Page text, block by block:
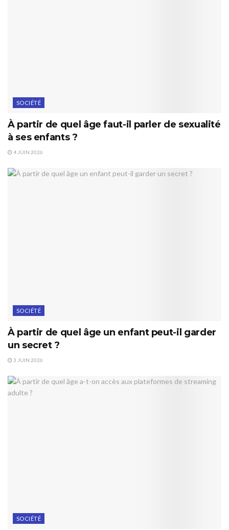
SOCIÉTÉ
À partir de quel âge faut-il parler de sexualité
à ses enfants ?
4 JUIN 2026
SOCIÉTÉ
À partir de quel âge un enfant peut-il garder
un secret ?
3 JUIN 2026
SOCIÉTÉ